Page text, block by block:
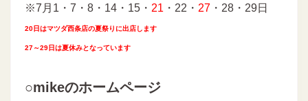
※7月1・7・8・14・15・ 21 ・22・ 27 ・28・29日
20日はマツダ西条店の夏祭りに出店します
27～29日は夏休みとなっています
○mikeのホームページ